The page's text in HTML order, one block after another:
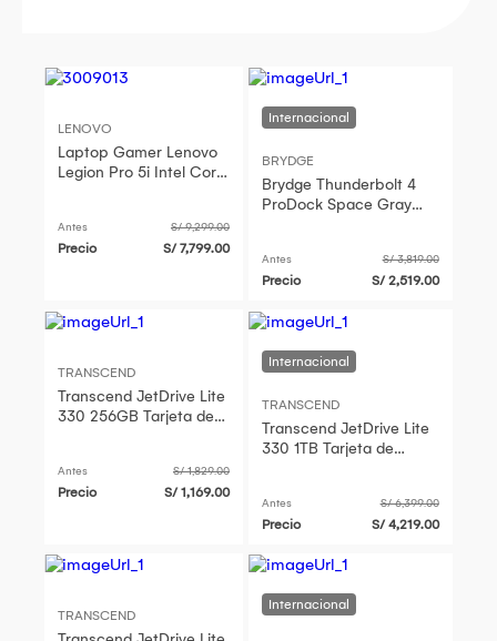
LENOVO
Laptop Gamer Lenovo
Legion Pro 5i Intel Core
WQXGA 240Hz
Antes S/ 9,299.00
Precio S/ 7,799.00
BRYDGE
Brydge Thunderbolt 4
ProDock Space Gray
MacBook A
Antes S/ 3,819.00
Precio S/ 2,519.00
TRANSCEND
Transcend JetDrive Lite
330 256GB Tarjeta de
Antes S/ 1,829.00
Precio S/ 1,169.00
TRANSCEND
Transcend JetDrive Lite
330 1TB Tarjeta de
Antes S/ 6,399.00
Precio S/ 4,219.00
TRANSCEND